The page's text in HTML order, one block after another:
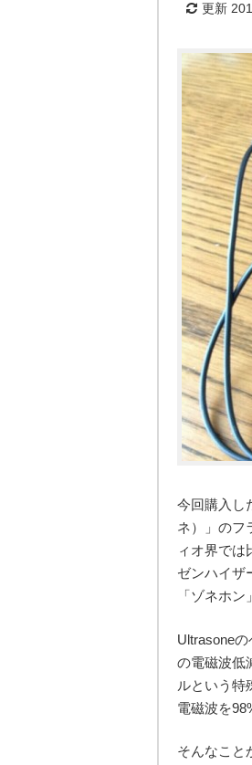
更新
今回購入し
ネ）」のフ
ィオ界では
ゼンハイザ
「ゾネホン
Ultrasone
の電磁波低
ルという特
電磁波を
そんなこと